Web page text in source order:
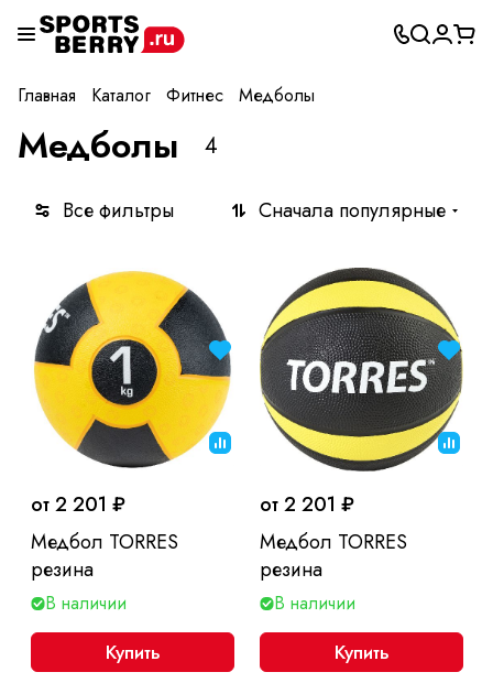
Главная Каталог Фитнес Медболы
Медболы 4
Все фильтры Сначала популярные
от 2 201 ₽
Медбол TORRES
резина
В наличии
Купить
от 2 201 ₽
Медбол TORRES
резина
В наличии
Купить